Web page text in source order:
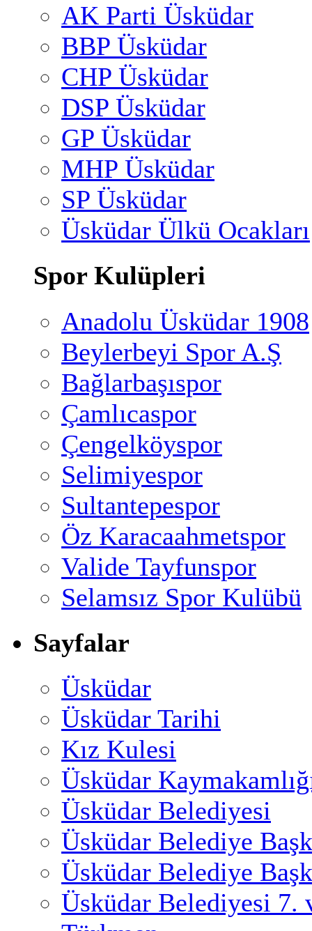
AK Parti Üsküdar
BBP Üsküdar
CHP Üsküdar
DSP Üsküdar
GP Üsküdar
MHP Üsküdar
SP Üsküdar
Üsküdar Ülkü Ocakları
Spor Kulüpleri
Anadolu Üsküdar 1908
Beylerbeyi Spor A.Ş
Bağlarbaşıspor
Çamlıcaspor
Çengelköyspor
Selimiyespor
Sultantepespor
Öz Karacaahmetspor
Valide Tayfunspor
Selamsız Spor Kulübü
Sayfalar
Üsküdar
Üsküdar Tarihi
Kız Kulesi
Üsküdar
Üsküdar Belediyesi
Üsküdar Belediye
Üsküdar Belediye
Üsküdar Belediyesi 7.